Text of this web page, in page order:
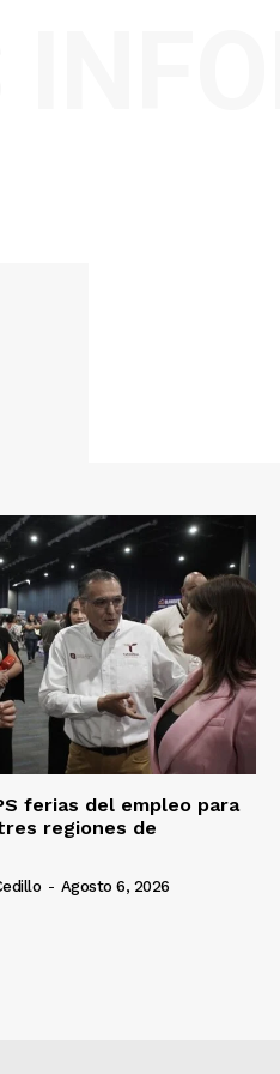
ferias del empleo para
regiones de
- Agosto 6, 2026